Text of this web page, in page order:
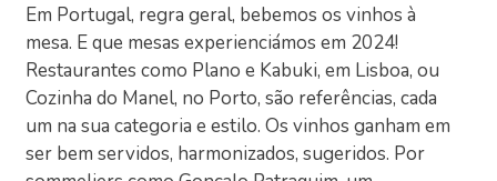
Em Portugal, regra geral, bebemos os vinhos à
mesa. E que mesas experienciámos em 2024!
Restaurantes como Plano e Kabuki, em Lisboa, ou
Cozinha do Manel, no Porto, são referências, cada
um na sua categoria e estilo. Os vinhos ganham em
ser bem servidos, harmonizados, sugeridos. Por